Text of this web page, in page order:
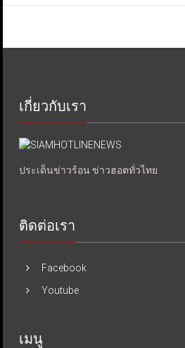
เกี่ยวกับเรา
ประเด็นข่าวร้อน ข่าวฮอตทั่วไทย.
ติดต่อเรา
Facebook
Youtube
เมนู